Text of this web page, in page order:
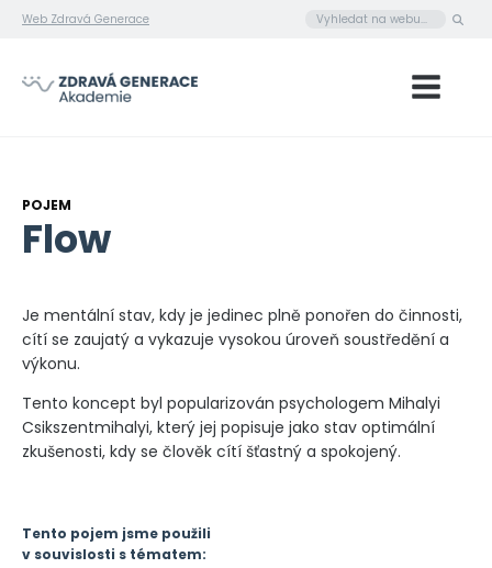
Web Zdravá Generace
Tento pojem jsme použili
v souvislosti s tématem:
POJEM
Flow
Je mentální stav, kdy je jedinec plně ponořen do činnosti,
cítí se zaujatý a vykazuje vysokou úroveň soustředění a
výkonu.
Tento koncept byl popularizován psychologem Mihalyi
Csikszentmihalyi, který jej popisuje jako stav optimální
zkušenosti, kdy se člověk cítí šťastný a spokojený.